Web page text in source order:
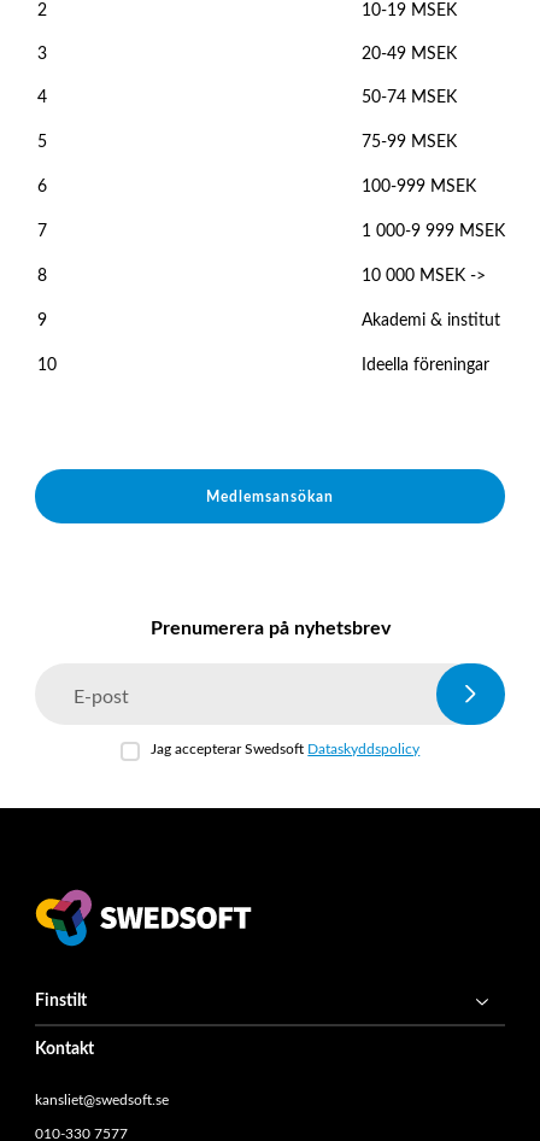
2 10-19 MSEK
3 20-49 MSEK
4 50-74 MSEK
5 75-99 MSEK
6 100-999 MSEK
7 1 000-9 999 MSEK
8 10 000 MSEK ->
9 Akademi & institut
10 Ideella föreningar
Medlemsansökan
Prenumerera på nyhetsbrev
E-post
Jag accepterar Swedsoft Dataskyddspolicy
Finstilt
Kontakt
kansliet@swedsoft.se
010-330 7577